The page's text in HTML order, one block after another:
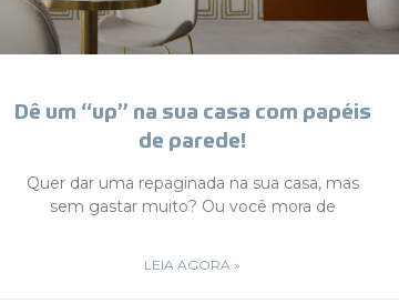
Dê um “up” na sua casa com papéis
de parede!
Quer dar uma repaginada na sua casa, mas
sem gastar muito? Ou você mora de
LEIA AGORA »